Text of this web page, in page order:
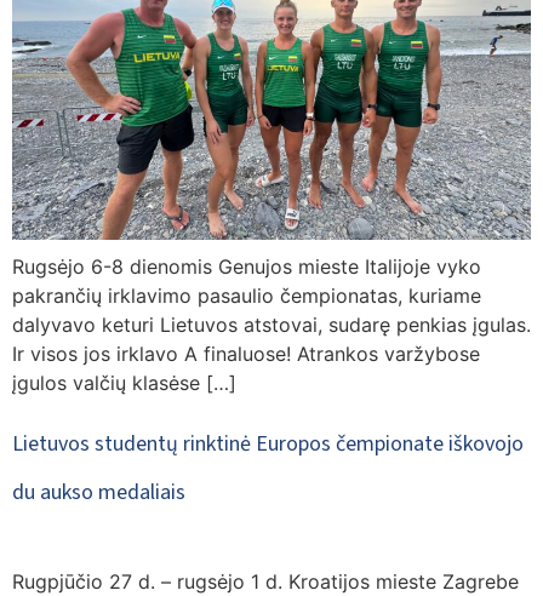
Rugsėjo 6-8 dienomis Genujos mieste Italijoje vyko
pakrančių irklavimo pasaulio čempionatas, kuriame
dalyvavo keturi Lietuvos atstovai, sudarę penkias įgulas.
Ir visos jos irklavo A finaluose! Atrankos varžybose
įgulos valčių klasėse […]
Lietuvos studentų rinktinė Europos čempionate iškovojo
du aukso medaliais
Rugpjūčio 27 d. – rugsėjo 1 d. Kroatijos mieste Zagrebe